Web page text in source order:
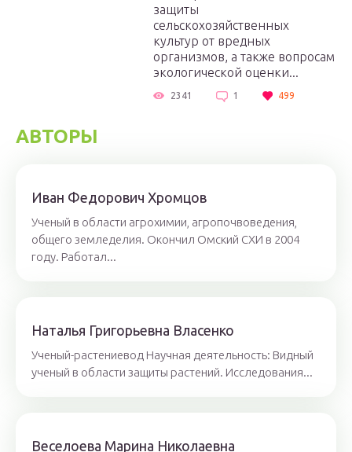
защиты
сельскохозяйственных
культур от вредных
организмов, а также вопросам
экологической оценки...
2341 1 499
АВТОРЫ
Иван Федорович Хромцов
Ученый в области агрохимии, агропочвоведения,
общего земледелия. Окончил Омский СХИ в 2004
году. Работал...
Наталья Григорьевна Власенко
Ученый-растениевод Научная деятельность: Видный
ученый в области защиты растений. Исследования...
Веселоева Марина Николаевна